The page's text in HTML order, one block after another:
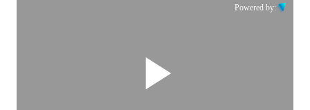
Powered by: